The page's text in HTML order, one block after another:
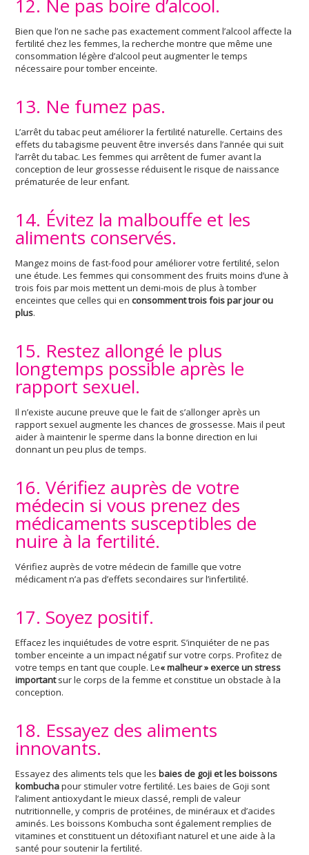
12. Ne pas boire d’alcool.
Bien que l’on ne sache pas exactement comment l’alcool affecte la
fertilité chez les femmes, la recherche montre que même une
consommation légère d’alcool peut augmenter le temps
nécessaire pour tomber enceinte.
13. Ne fumez pas.
L’arrêt du tabac peut améliorer la fertilité naturelle. Certains des
effets du tabagisme peuvent être inversés dans l’année qui suit
l’arrêt du tabac. Les femmes qui arrêtent de fumer avant la
conception de leur grossesse réduisent le risque de naissance
prématurée de leur enfant.
14. Évitez la malbouffe et les
aliments conservés.
Mangez moins de fast-food pour améliorer votre fertilité, selon
une étude. Les femmes qui consomment des fruits moins d’une à
trois fois par mois mettent un demi-mois de plus à tomber
enceintes que celles qui enconsomment trois fois par jour ou
plus.
15. Restez allongé le plus
longtemps possible après le
rapport sexuel.
Il n’existe aucune preuve que le fait de s’allonger après un
rapport sexuel augmente les chances de grossesse. Mais il peut
aider à maintenir le sperme dans la bonne direction en lui
donnant un peu plus de temps.
16. Vérifiez auprès de votre
médecin si vous prenez des
médicaments susceptibles de
nuire à la fertilité.
Vérifiez auprès de votre médecin de famille que votre
médicament n’a pas d’effets secondaires sur l’infertilité.
17. Soyez positif.
Effacez les inquiétudes de votre esprit. S’inquiéter de ne pas
tomber enceinte a un impact négatif sur votre corps. Profitez de
votre temps en tant que couple. Le« malheur » exerce un stress
importantsur le corps de la femme et constitue un obstacle à la
conception.
18. Essayez des aliments
innovants.
Essayez des aliments tels que lesbaies de goji et les boissons
kombuchapour stimuler votre fertilité. Les baies de Goji sont
l’aliment antioxydant le mieux classé, rempli de valeur
nutritionnelle, y compris de protéines, de minéraux et d’acides
aminés. Les boissons Kombucha sont également remplies de
vitamines et constituent un détoxifiant naturel et une aide à la
santé pour soutenir la fertilité.